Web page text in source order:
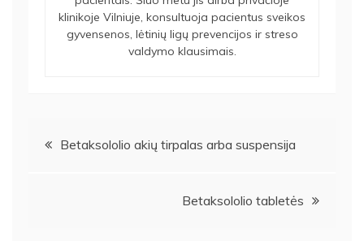
klinikoje Vilniuje, konsultuoja pacientus sveikos
gyvensenos, lėtinių ligų prevencijos ir streso
valdymo klausimais.
Navigacija
Betaksololio akių tirpalas arba suspensija
Betaksololio tabletės